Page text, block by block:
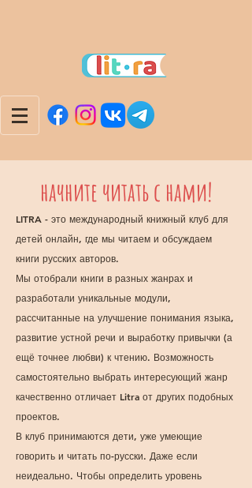
начните читать с нами!
LITRA - это международный книжный клуб для
детей онлайн, где мы читаем и обсуждаем
книги русских авторов.
Мы отобрали книги в разных жанрах и
разработали уникальные модули,
рассчитанные на улучшение понимания языка,
развитие устной речи и выработку привычки (а
ещё точнее любви) к чтению. Возможность
самостоятельно выбрать интересующий жанр
качественно отличает Litra от других подобных
проектов.
В клуб принимаются дети, уже умеющие
говорить и читать по-русски. Даже если
неидеально. Чтобы определить уровень